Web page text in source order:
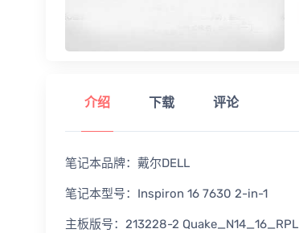
介绍 下载 评论
笔记本品牌：戴尔DELL
笔记本型号：Inspiron 16 7630 2-in-1
主板版号：213228-2 Quake_N14_16_RPL